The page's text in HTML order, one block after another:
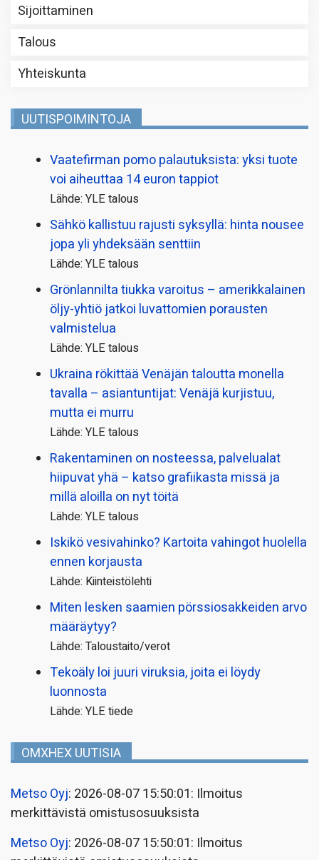
Sijoittaminen
Talous
Yhteiskunta
UUTISPOIMINTOJA
Vaatefirman pomo palautuksista: yksi tuote
voi aiheuttaa 14 euron tappiot
Lähde: YLE talous
Sähkö kallistuu rajusti syksyllä: hinta nousee
jopa yli yhdeksään senttiin
Lähde: YLE talous
Grönlannilta tiukka varoitus – amerikkalainen
öljy-yhtiö jatkoi luvattomien porausten
valmistelua
Lähde: YLE talous
Ukraina rökittää Venäjän taloutta monella
tavalla – asiantuntijat: Venäjä kurjistuu,
mutta ei murru
Lähde: YLE talous
Rakentaminen on nosteessa, palvelualat
hiipuvat yhä – katso grafiikasta missä ja
millä aloilla on nyt töitä
Lähde: YLE talous
Iskikö vesivahinko? Kartoita vahingot huolella
ennen korjausta
Lähde: Kiinteistölehti
Miten lesken saamien pörssi­osakkeiden arvo
määräytyy?
Lähde: Taloustaito/verot
Tekoäly loi juuri viruksia, joita ei löydy
luonnosta
Lähde: YLE tiede
OMXHEX UUTISIA
Metso Oyj: 2026-08-07 15:50:01: Ilmoitus
merkittävistä omistusosuuksista
Metso Oyj: 2026-08-07 15:50:01: Ilmoitus